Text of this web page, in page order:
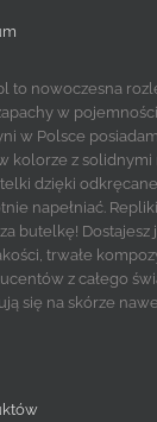
to nowoczesna
w
w Polsce
kolorze z
dzięki
napełniać.
butelkę! Dostajesz
trwałe
z całego
się na skórze